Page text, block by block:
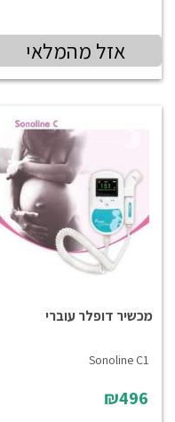
אזל מהמלאי
מכשיר דופלר עוברי
Sonoline C1
₪496